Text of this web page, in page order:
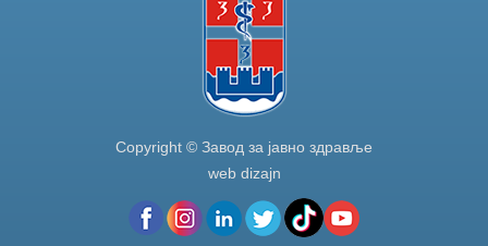
Copyright © Завод за јавно здравље
web dizajn